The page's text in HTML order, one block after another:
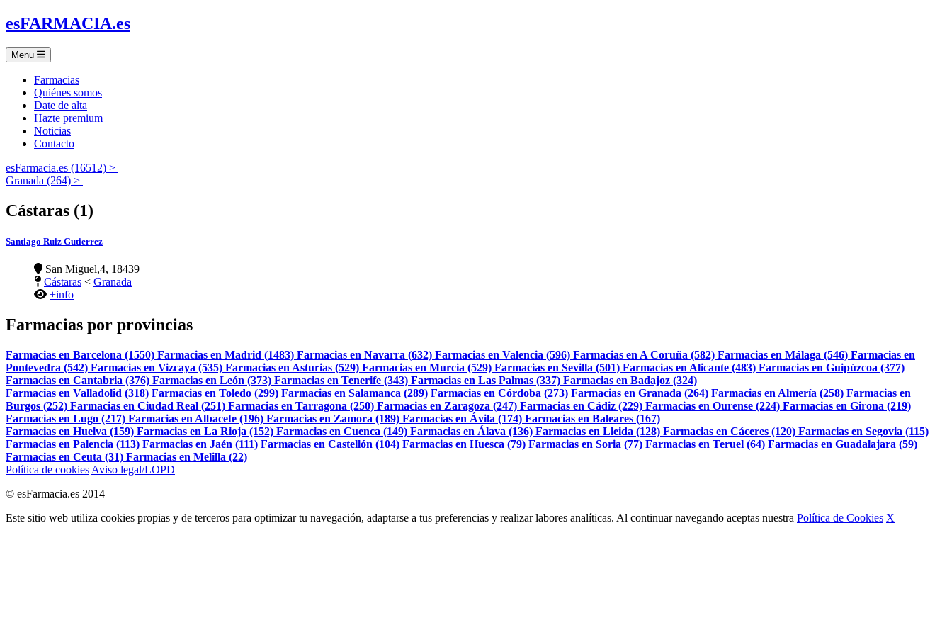
esFARMACIA.es
Menu
Farmacias
Quiénes somos
Date de alta
Hazte premium
Noticias
Contacto
esFarmacia.es (16512) >
Granada (264) >
Cástaras (1)
Santiago Ruiz Gutierrez
San Miguel,4, 18439
Cástaras < Granada
+info
Farmacias por provincias
Farmacias en Barcelona (1550) Farmacias en Madrid (1483) Farmacias en Navarra (632) Farmacias en Valencia (596) Farmacias en A Coruña (582) Farmacias en Málaga (546) Farmacias en
Pontevedra (542) Farmacias en Vizcaya (535) Farmacias en Asturias (529) Farmacias en Murcia (529) Farmacias en Sevilla (501) Farmacias en Alicante (483) Farmacias en Guipúzcoa (377)
Farmacias en Cantabria (376) Farmacias en León (373) Farmacias en Tenerife (343) Farmacias en Las Palmas (337) Farmacias en Badajoz (324)
Farmacias en Valladolid (318) Farmacias en Toledo (299) Farmacias en Salamanca (289) Farmacias en Córdoba (273) Farmacias en Granada (264) Farmacias en Almería (258) Farmacias en
Burgos (252) Farmacias en Ciudad Real (251) Farmacias en Tarragona (250) Farmacias en Zaragoza (247) Farmacias en Cádiz (229) Farmacias en Ourense (224) Farmacias en Girona (219)
Farmacias en Lugo (217) Farmacias en Albacete (196) Farmacias en Zamora (189) Farmacias en Ávila (174) Farmacias en Baleares (167)
Farmacias en Huelva (159) Farmacias en La Rioja (152) Farmacias en Cuenca (149) Farmacias en Álava (136) Farmacias en Lleida (128) Farmacias en Cáceres (120) Farmacias en Segovia (115)
Farmacias en Palencia (113) Farmacias en Jaén (111) Farmacias en Castellón (104) Farmacias en Huesca (79) Farmacias en Soria (77) Farmacias en Teruel (64) Farmacias en Guadalajara (59)
Farmacias en Ceuta (31) Farmacias en Melilla (22)
Política de cookies Aviso legal/LOPD
© esFarmacia.es 2014
Este sitio web utiliza cookies propias y de terceros para optimizar tu navegación, adaptarse a tus preferencias y realizar labores analíticas. Al continuar navegando aceptas nuestra Política de Cookies X